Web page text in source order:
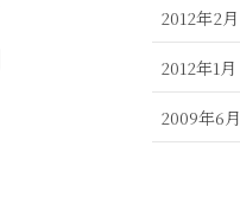
2012年2月
2012年1月
2009年6月